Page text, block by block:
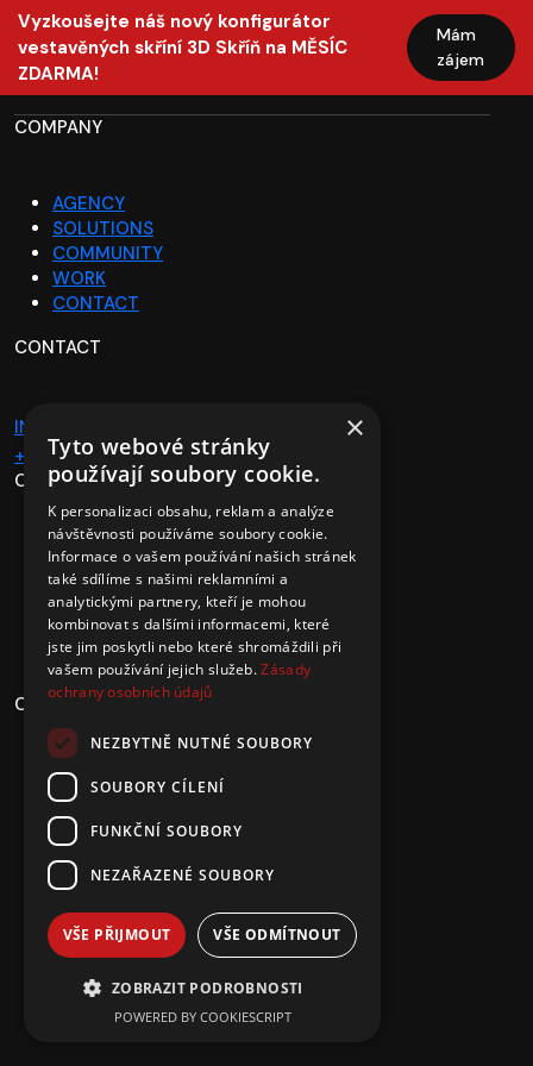
Vyzkoušejte náš nový konfigurátor
vestavěných skříní 3D Skříň na MĚSÍC
ZDARMA!
Mám
zájem
COMPANY
AGENCY
SOLUTIONS
COMMUNITY
WORK
CONTACT
CONTACT
INFO@ADONCREATIVE.COM
+1 245 212 354
OFFICE
NEW YORK
TORONTO
BERLIN
LONDON
COPYRIGHT © RAVEXTHEME 2025
TERMS OF USE
×
Tyto webové stránky
používají soubory cookie.
K personalizaci obsahu, reklam a analýze
návštěvnosti používáme soubory cookie.
Informace o vašem používání našich stránek
také sdílíme s našimi reklamními a
analytickými partnery, kteří je mohou
kombinovat s dalšími informacemi, které
jste jim poskytli nebo které shromáždili při
vašem používání jejich služeb.Zásady
ochrany osobních údajů
NEZBYTNĚ NUTNÉ SOUBORY
SOUBORY CÍLENÍ
FUNKČNÍ SOUBORY
NEZAŘAZENÉ SOUBORY
VŠE PŘIJMOUT VŠE ODMÍTNOUT
ZOBRAZIT PODROBNOSTI
POWERED BY COOKIESCRIPT